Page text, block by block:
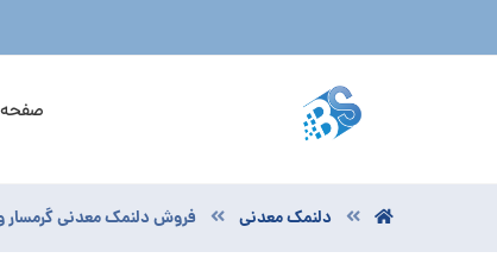
دلنمک معدنی فروش دلنمک معدنی گرمسار